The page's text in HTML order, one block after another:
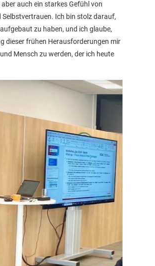
auch ein starkes Gefühl von
Selbstvertrauen. Ich bin stolz darauf,
zu haben, und ich glaube,
dieser frühen Herausforderungen mir
Mensch zu werden, der ich heute